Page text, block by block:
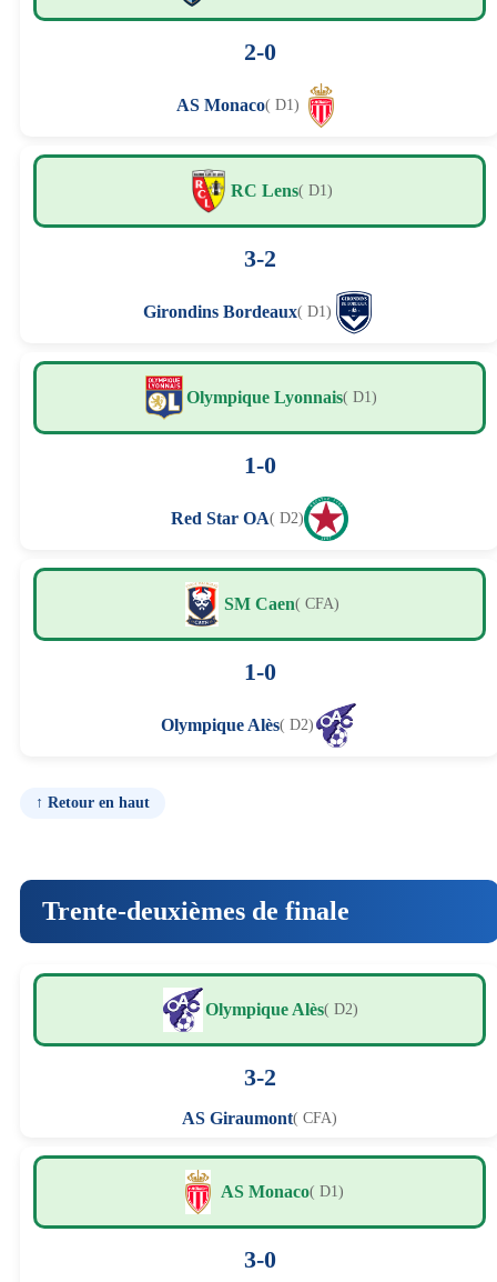
2-0
AS Monaco( D1)
RC Lens( D1)
3-2
Girondins Bordeaux( D1)
Olympique Lyonnais( D1)
1-0
Red Star OA( D2)
SM Caen( CFA)
1-0
Olympique Alès( D2)
↑ Retour en haut
Trente-deuxièmes de finale
Olympique Alès( D2)
3-2
AS Giraumont( CFA)
AS Monaco( D1)
3-0